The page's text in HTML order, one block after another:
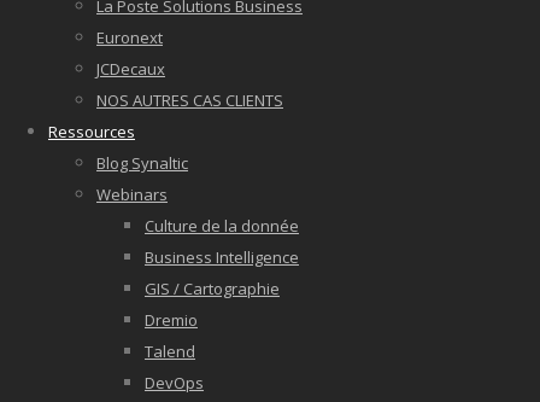
La Poste Solutions Business
Euronext
JCDecaux
NOS AUTRES CAS CLIENTS
Ressources
Blog Synaltic
Webinars
Culture de la donnée
Business Intelligence
GIS / Cartographie
Dremio
Talend
DevOps